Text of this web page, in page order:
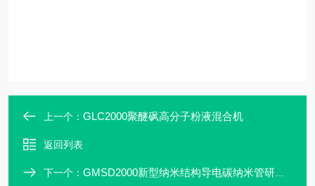
上一个： GLC2000聚醚砜高分子粉液混合机
返回列表
下一个： GMSD2000新型纳米结构导电碳纳米管研磨分散机